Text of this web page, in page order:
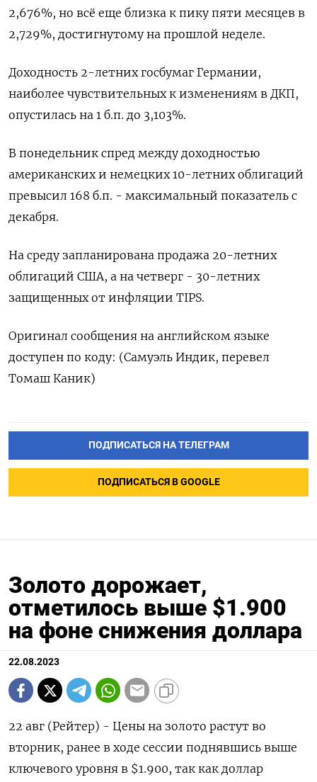
2,676%, но всё еще близка к пику пяти месяцев в
2,729%, достигнутому на прошлой неделе.
Доходность 2-летних госбумаг Германии,
наиболее чувствительных к изменениям в ДКП,
опустилась на 1 б.п. до 3,103%.
В понедельник спред между доходностью
американских и немецких 10-летних облигаций
превысил 168 б.п. - максимальный показатель с
декабря.
На среду запланирована продажа 20-летних
облигаций США, а на четверг - 30-летних
защищенных от инфляции TIPS.
Оригинал сообщения на английском языке
доступен по коду: (Самуэль Индик, перевел
Томаш Каник)
ПОДПИСАТЬСЯ НА ТЕЛЕГРАМ
ПОДПИСАТЬСЯ В GOOGLE
Золото дорожает,
отметилось выше $1.900
на фоне снижения доллара
22.08.2023
22 авг (Рейтер) - Цены на золото растут во
вторник, ранее в ходе сессии поднявшись выше
ключевого уровня в $1.900, так как доллар